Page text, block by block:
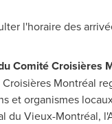
l'horaire des
Comité Croisières
Montréal
et organismes
du Vieux-Montréal,